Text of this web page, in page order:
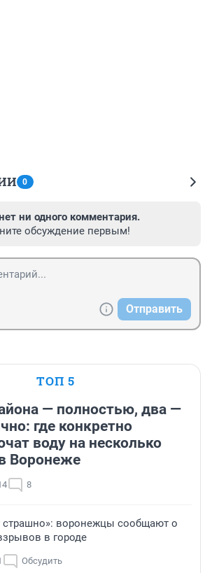
0
ни одного комментария.
обсуждение первым!
Отправить
ТОП 5
— полностью, два —
где конкретно
воду на несколько
Воронеже
8
страшно»: воронежцы сообщают о
в городе
Обсудить